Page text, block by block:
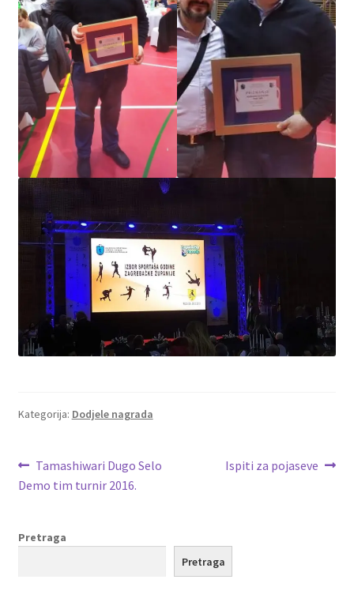
Kategorija: Dodjele nagrada
Navigacija
objava
Prethodna
objava:
Tamashiwari Dugo Selo
Demo tim turnir 2016.
Sljedeća
Ispiti za pojaseve
Pretraga
Pretraga